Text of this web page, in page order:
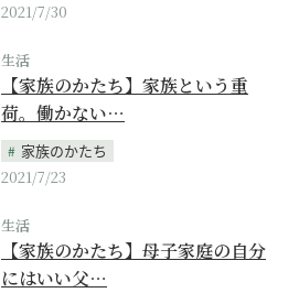
2021/7/30
生活
【家族のかたち】家族という重
荷。働かない…
家族のかたち
2021/7/23
生活
【家族のかたち】母子家庭の自分
にはいい父…